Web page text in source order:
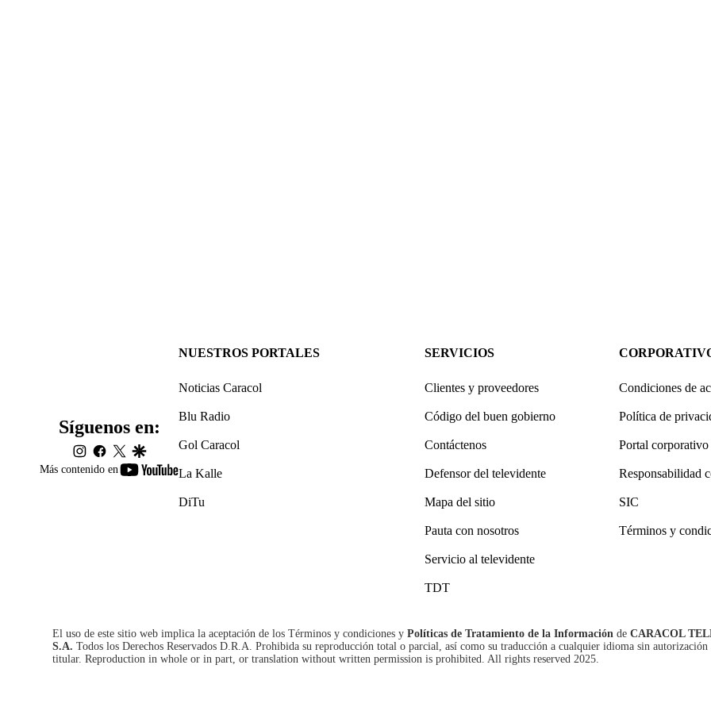
Más contenido en
youtube-
Síguenos en:
instagram
facebook
twittergoogle
NUESTROS PORTALES
Noticias Caracol
Blu Radio
Gol Caracol
La Kalle
DiTu
SERVICIOS
Clientes y proveedores
Código del buen gobierno
Contáctenos
Defensor del televidente
Mapa del sitio
Pauta con nosotros
Servicio al televidente
TDT
Condiciones de
Política de
Portal corporativo
Responsabilidad
SIC
Términos y
El uso de este sitio web implica la aceptación de los Términos y condiciones y Políticas de Tratamiento de la Información de CARACOL
S.A. Todos los Derechos Reservados D.R.A. Prohibida su reproducción total o parcial, así como su traducción a cualquier idioma sin autorización
titular. Reproduction in whole or in part, or translation without written permission is prohibited. All rights reserved 2025.